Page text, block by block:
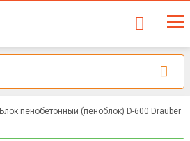
Блок пенобетонный (пеноблок) D-600 Drauber